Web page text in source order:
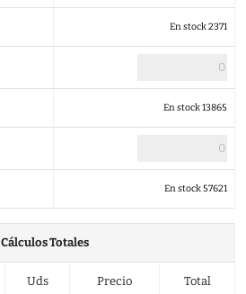
En stock 2371
En stock 13865
En stock 57621
Cálculos Totales
Uds Precio Total